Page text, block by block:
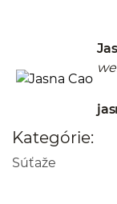
Kategórie:
Súťaže